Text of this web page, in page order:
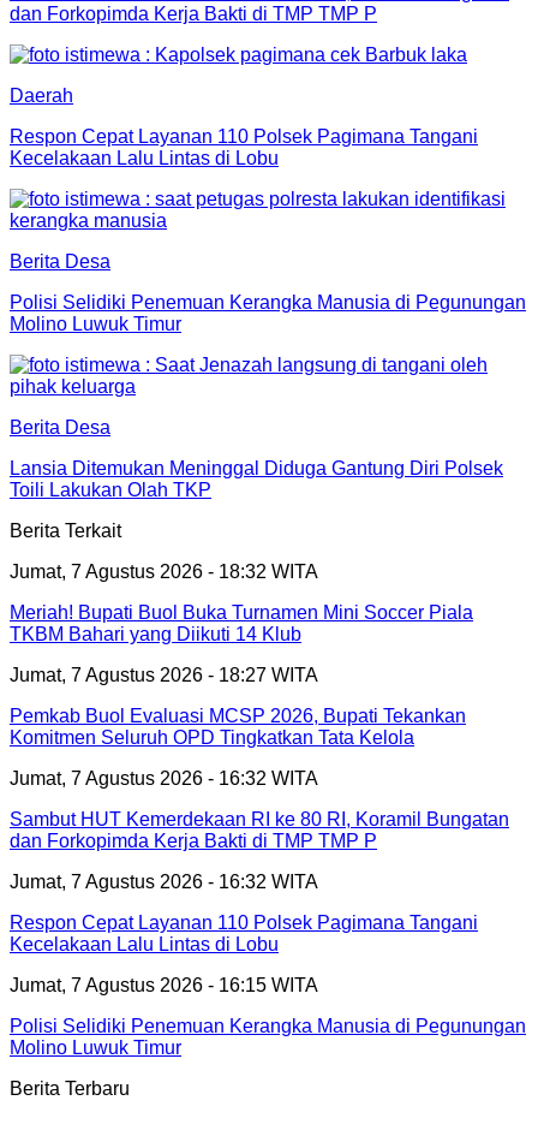
dan Forkopimda Kerja Bakti di TMP TMP P
Daerah
Respon Cepat Layanan 110 Polsek Pagimana Tangani
Kecelakaan Lalu Lintas di Lobu
Berita Desa
Polisi Selidiki Penemuan Kerangka Manusia di Pegunungan
Molino Luwuk Timur
Berita Desa
Lansia Ditemukan Meninggal Diduga Gantung Diri Polsek
Toili Lakukan Olah TKP
Berita Terkait
Jumat, 7 Agustus 2026 - 18:32 WITA
Meriah! Bupati Buol Buka Turnamen Mini Soccer Piala
TKBM Bahari yang Diikuti 14 Klub
Jumat, 7 Agustus 2026 - 18:27 WITA
Pemkab Buol Evaluasi MCSP 2026, Bupati Tekankan
Komitmen Seluruh OPD Tingkatkan Tata Kelola
Jumat, 7 Agustus 2026 - 16:32 WITA
Sambut HUT Kemerdekaan RI ke 80 RI, Koramil Bungatan
dan Forkopimda Kerja Bakti di TMP TMP P
Jumat, 7 Agustus 2026 - 16:32 WITA
Respon Cepat Layanan 110 Polsek Pagimana Tangani
Kecelakaan Lalu Lintas di Lobu
Jumat, 7 Agustus 2026 - 16:15 WITA
Polisi Selidiki Penemuan Kerangka Manusia di Pegunungan
Molino Luwuk Timur
Berita Terbaru